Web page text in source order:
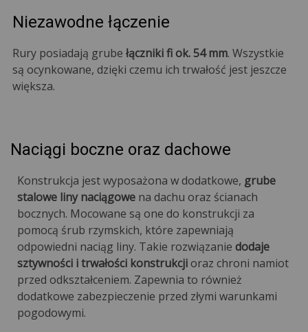
Niezawodne łączenie
Rury posiadają grube łączniki fi ok. 54 mm. Wszystkie
są ocynkowane, dzięki czemu ich trwałość jest jeszcze
większa.
Naciągi boczne oraz dachowe
Konstrukcja jest wyposażona w dodatkowe, grube
stalowe liny naciągowe na dachu oraz ścianach
bocznych. Mocowane są one do konstrukcji za
pomocą śrub rzymskich, które zapewniają
odpowiedni naciąg liny. Takie rozwiązanie dodaje
sztywności i trwałości konstrukcjioraz chroni namiot
przed odkształceniem. Zapewnia to również
dodatkowe zabezpieczenie przed złymi warunkami
pogodowymi.